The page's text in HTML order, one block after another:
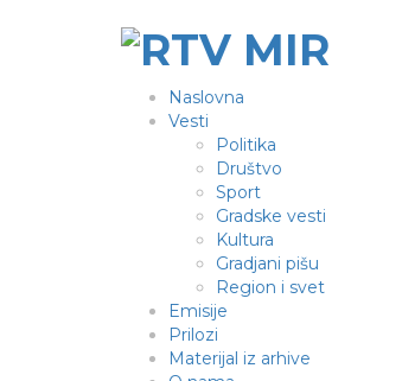
Naslovna
Vesti
Politika
Društvo
Sport
Gradske vesti
Kultura
Gradjani pišu
Region i svet
Emisije
Prilozi
Materijal iz arhive